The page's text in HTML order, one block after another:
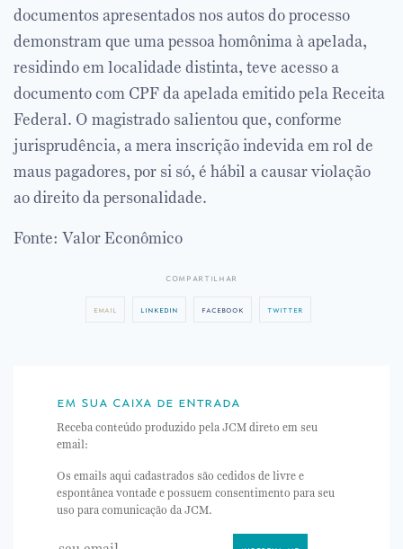
documentos apresentados nos autos do processo
demonstram que uma pessoa homônima à apelada,
residindo em localidade distinta, teve acesso a
documento com CPF da apelada emitido pela Receita
Federal. O magistrado salientou que, conforme
jurisprudência, a mera inscrição indevida em rol de
maus pagadores, por si só, é hábil a causar violação
ao direito da personalidade.
Fonte: Valor Econômico
compartilhar
email linkedin facebook twitter
em sua caixa de entrada
Receba conteúdo produzido pela JCM direto em seu
email:
Os emails aqui cadastrados são cedidos de livre e
espontânea vontade e possuem consentimento para seu
uso para comunicação da JCM.